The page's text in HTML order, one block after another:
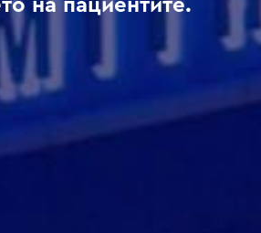
на пациентите.